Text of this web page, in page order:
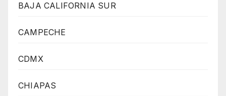
BAJA CALIFORNIA SUR
CAMPECHE
CDMX
CHIAPAS